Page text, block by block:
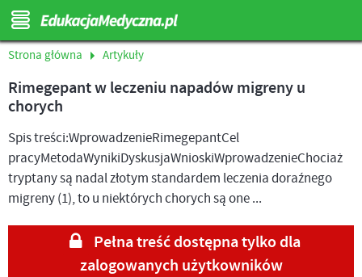
Strona główna Artykuły
Rimegepant w leczeniu napadów migreny u
chorych
Spis treści:WprowadzenieRimegepantCel
pracyMetodaWynikiDyskusjaWnioskiWprowadzenieChociaż
tryptany są nadal złotym standardem leczenia doraźnego
migreny (1), to u niektórych chorych są one ...
Pełna treść dostępna tylko dla
zalogowanych użytkowników